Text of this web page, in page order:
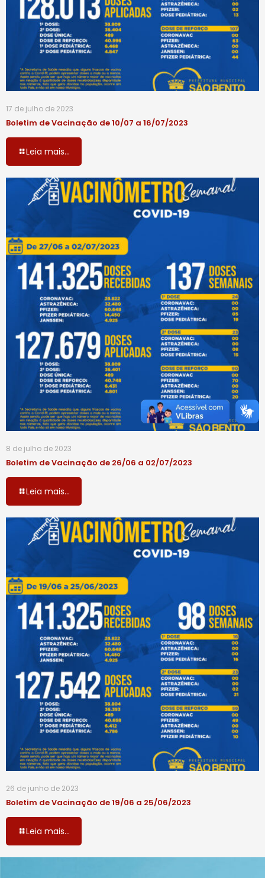
17 de julho de 2023
Boletim de Vacinação de 10/07 a 16/07/2023
Leia mais...
8 de julho de 2023
Boletim de Vacinação de 26/06 a 02/07/2023
Leia mais...
26 de junho de 2023
Boletim de Vacinação de 19/06 a 25/06/2023
Leia mais...